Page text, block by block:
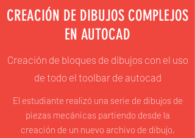
CREACIÓN DE DIBUJOS COMPLEJOS
EN AUTOCAD
Creación de bloques de dibujos con el uso
de todo el toolbar de autocad
El estudiante realizó una serie de dibujos de
piezas mecánicas partiendo desde la
creación de un nuevo archivo de dibujo,